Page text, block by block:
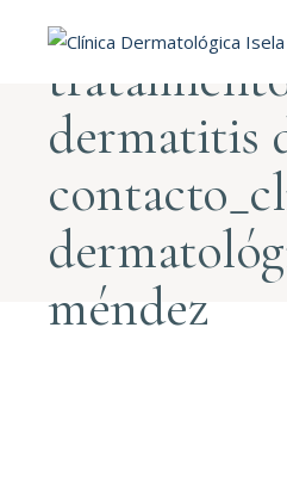
dermatitis
méndez